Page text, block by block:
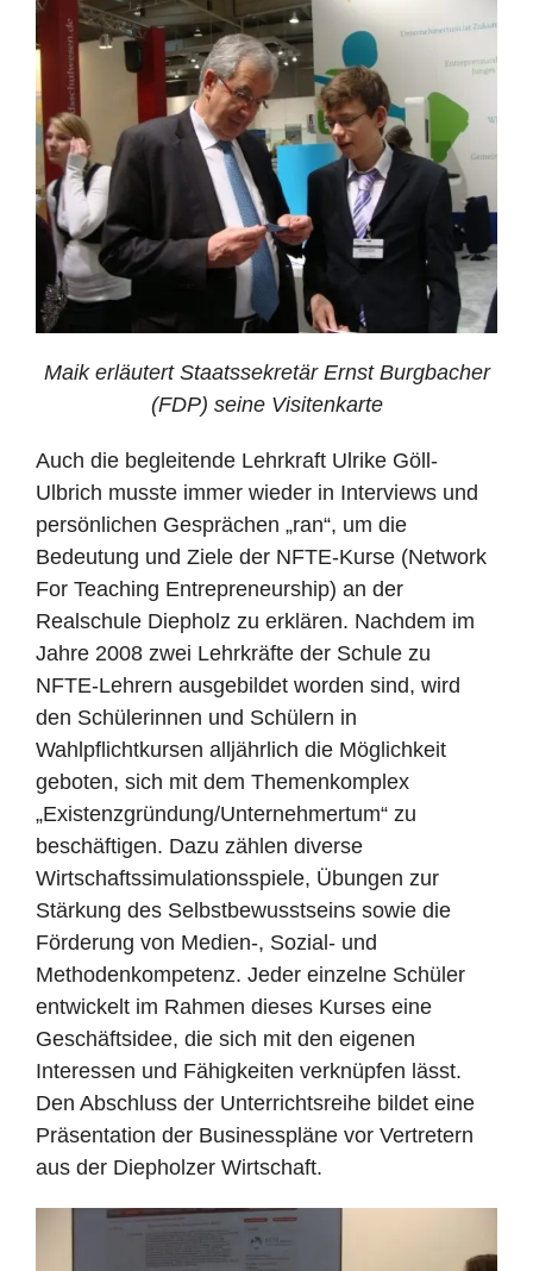
Maik erläutert Staatssekretär Ernst Burgbacher
(FDP) seine Visitenkarte
Auch die begleitende Lehrkraft Ulrike Göll-
Ulbrich musste immer wieder in Interviews und
persönlichen Gesprächen „ran“, um die
Bedeutung und Ziele der NFTE-Kurse (Network
For Teaching Entrepreneurship) an der
Realschule Diepholz zu erklären. Nachdem im
Jahre 2008 zwei Lehrkräfte der Schule zu
NFTE-Lehrern ausgebildet worden sind, wird
den Schülerinnen und Schülern in
Wahlpflichtkursen alljährlich die Möglichkeit
geboten, sich mit dem Themenkomplex
„Existenzgründung/Unternehmertum“ zu
beschäftigen. Dazu zählen diverse
Wirtschaftssimulationsspiele, Übungen zur
Stärkung des Selbstbewusstseins sowie die
Förderung von Medien-, Sozial- und
Methodenkompetenz. Jeder einzelne Schüler
entwickelt im Rahmen dieses Kurses eine
Geschäftsidee, die sich mit den eigenen
Interessen und Fähigkeiten verknüpfen lässt.
Den Abschluss der Unterrichtsreihe bildet eine
Präsentation der Businesspläne vor Vertretern
aus der Diepholzer Wirtschaft.